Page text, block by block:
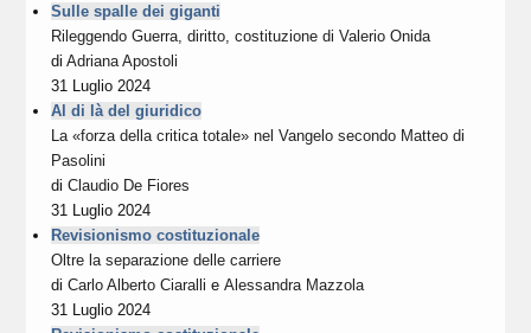
Sulle spalle dei giganti
Rileggendo Guerra, diritto, costituzione di Valerio Onida
diAdriana Apostoli
31 Luglio 2024
Al di là del giuridico
La «forza della critica totale» nel Vangelo secondo Matteo di
Pasolini
diClaudio De Fiores
31 Luglio 2024
Revisionismo costituzionale
Oltre la separazione delle carriere
diCarlo Alberto Ciaralli eAlessandra Mazzola
31 Luglio 2024